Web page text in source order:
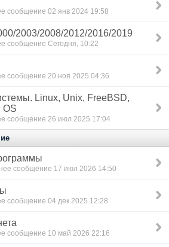
сообщение 02 янв 2024 19:58
2003/2008/2012/2016/2019
сообщение Сегодня, 10:22
сообщение 20 ноя 2025 04:36
Linux, Unix, FreeBSD,
OS
сообщение 26 июл 2025 17:04
сообщение 17 июл 2026 14:50
сообщение 04 дек 2025 12:28
сообщение 10 май 2026 22:16